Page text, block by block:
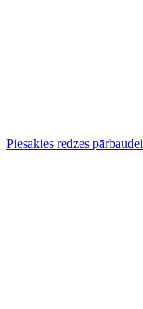
Piesakies redzes pārbaudei